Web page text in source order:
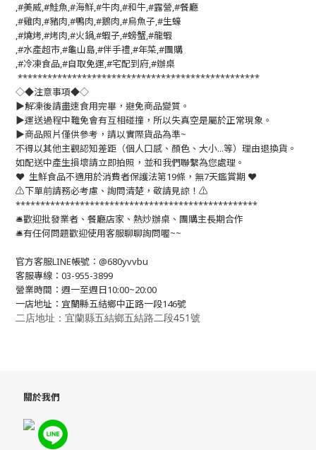
,#美威,#鮭魚,#海鮮,#牛肉,#和牛,#露營,#餐廳
,#雞肉,#豬肉,#鴨肉,#鵝肉,#烏魚子,#生蠔
,#燒烤,#烤肉,#火鍋,#蝦子,#螃蟹,#龍蝦
,#水產超市,#龜山島,#伴手禮,#年菜,#團購
,#冷凍食品,#自取免運,#宅配到府,#辦桌
*************************************************
◇◆注意事項◆◇
▶️解凍後請盡速食用完畢，避免商品變質。
▶️運送過程中難免會有互相碰撞，所以失真空是屬於正常現象。
▶️商品照片僅供參考，請以實際貨品為準~
不得以其他主觀認知差距（個人口感、顏色、大小...等）理由退換貨。
如配送中產生損壞請立即拍照，並和我們聯繫為您處理。
❤️ 生鮮食品不適用於消費者保護法第19條，無7天鑑賞期 ❤️
⚠️下單前請務必考慮、詢問清楚，敬請見諒！⚠️
*************************************************
🛎歡迎批發業者、餐廳店家、熱炒辦桌、團購主長期合作
🛎有任何問題歡迎使用客服聊聊詢問喔~~
官方客服LINE帳號：@680yvvbu
客服專線：03-955-3899
營業時間：週一至週日10:00~20:00
一店地址：宜蘭縣五結鄉中正路一段146號
二店地址：宜蘭縣五結鄉五結路二段451號
關於我們